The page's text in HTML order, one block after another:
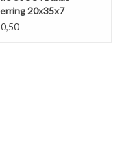
20x35x7